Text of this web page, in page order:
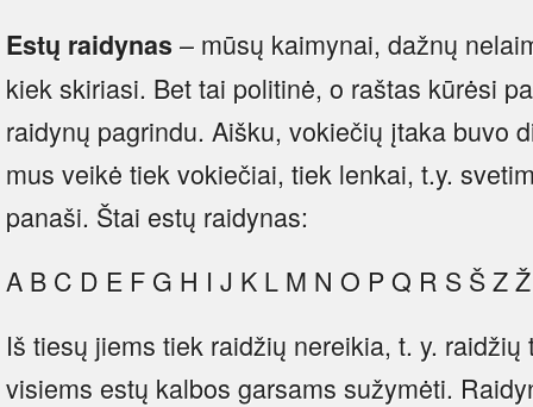
Estų raidynas– mūsų kaimynai, dažnų
kiek skiriasi. Bet tai politinė, o raštas kūrėsi
raidynų pagrindu. Aišku, vokiečių įtaka buvo
mus veikė tiek vokiečiai, tiek lenkai, t.y.
panaši. Štai estų raidynas:
A B C D E F G H I J K L M N O P Q R S Š Z
Iš tiesų jiems tiek raidžių nereikia, t. y.
visiems estų kalbos garsams sužymėti.